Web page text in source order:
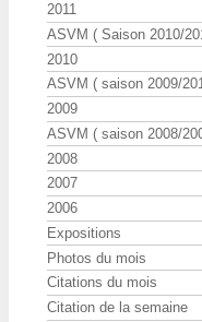
2011
ASVM ( Saison 2010/
2010
ASVM ( saison 2009/
2009
ASVM ( saison 2008/
2008
2007
2006
Expositions
Photos du mois
Citations du mois
Citation de la semaine